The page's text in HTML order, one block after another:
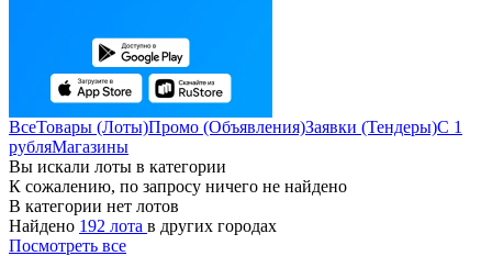
ВсеТовары (Лоты)Промо (Объявления)Заявки (Тендеры)С 1
рубляМагазины
Вы искали лоты в категории
К сожалению, по запросу ничего не найдено
В категории нет лотов
Найдено 192 лота в других городах
Посмотреть все